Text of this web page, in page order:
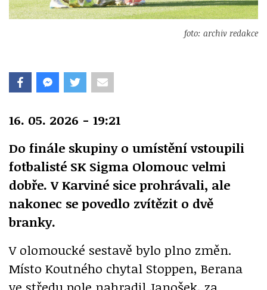
foto: archiv redakce
16. 05. 2026 - 19:21
Do finále skupiny o umístění vstoupili
fotbalisté SK Sigma Olomouc velmi
dobře. V Karviné sice prohrávali, ale
nakonec se povedlo zvítězit o dvě
branky.
V olomoucké sestavě bylo plno změn.
Místo Koutného chytal Stoppen, Berana